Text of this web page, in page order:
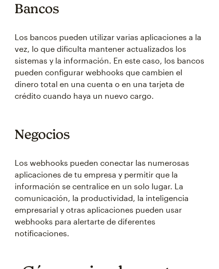
Bancos
Los bancos pueden utilizar varias aplicaciones a la
vez, lo que dificulta mantener actualizados los
sistemas y la información. En este caso, los bancos
pueden configurar webhooks que cambien el
dinero total en una cuenta o en una tarjeta de
crédito cuando haya un nuevo cargo.
Negocios
Los webhooks pueden conectar las numerosas
aplicaciones de tu empresa y permitir que la
información se centralice en un solo lugar. La
comunicación, la productividad, la inteligencia
empresarial y otras aplicaciones pueden usar
webhooks para alertarte de diferentes
notificaciones.